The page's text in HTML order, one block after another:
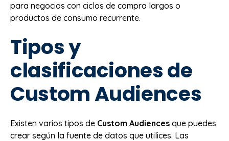
para negocios con ciclos de compra largos o
productos de consumo recurrente.
Tipos y
clasificaciones de
Custom Audiences
Existen varios tipos de Custom Audiences que puedes
crear según la fuente de datos que utilices. Las